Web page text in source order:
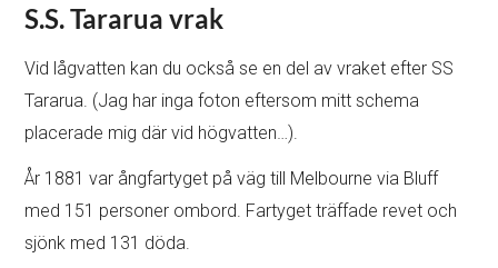
S.S. Tararua vrak
Vid lågvatten kan du också se en del av vraket efter SS
Tararua. (Jag har inga foton eftersom mitt schema
placerade mig där vid högvatten…).
År 1881 var ångfartyget på väg till Melbourne via Bluff
med 151 personer ombord. Fartyget träffade revet och
sjönk med 131 döda.